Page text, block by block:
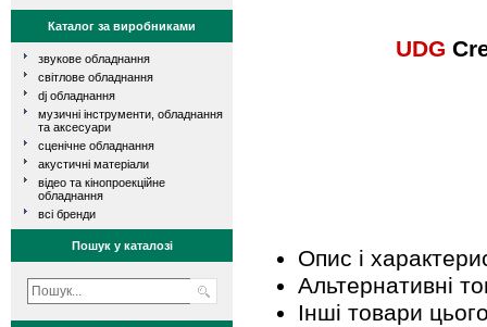
Каталог за виробниками
звукове обладнання
світлове обладнання
dj обладнання
музичні інструменти, обладнання
та аксесуари
сценічне обладнання
акустичні матеріали
відео та кінопроекційне
обладнання
всі бренди
Пошук у каталозі
UDG
Опис і
Альтернативні
Інші товари